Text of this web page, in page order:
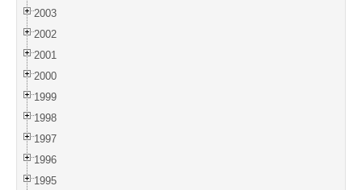
2003
2002
2001
2000
1999
1998
1997
1996
1995